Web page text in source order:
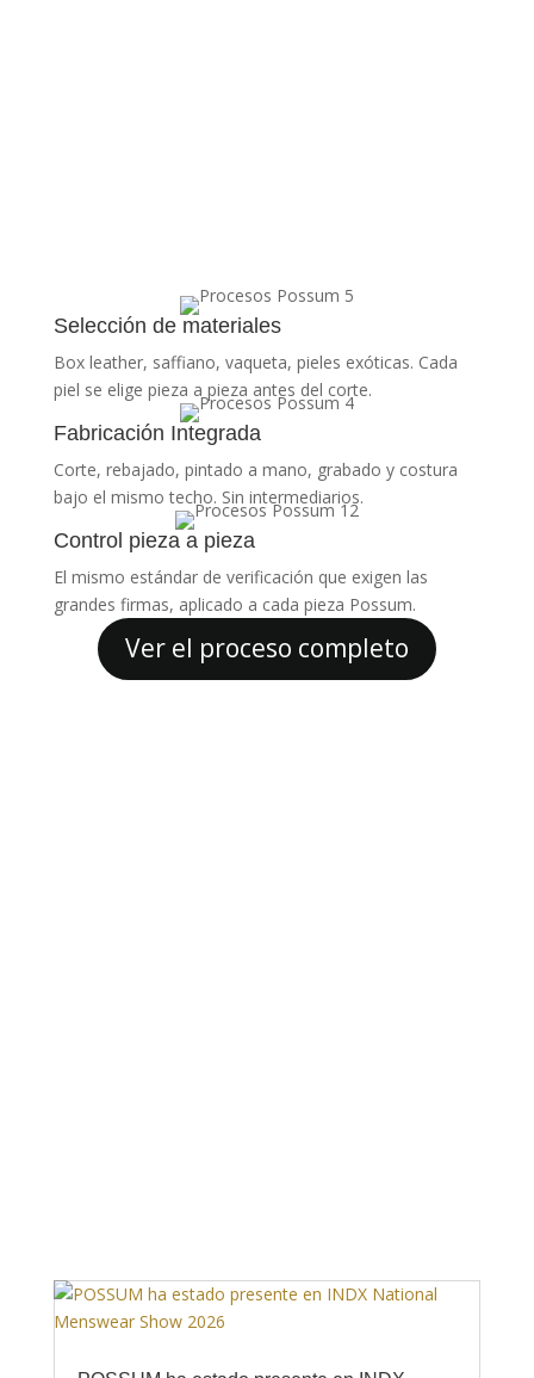
de Sax Alicante
Selección de materiales
Box leather, saffiano, vaqueta, pieles exóticas. Cada
piel se elige pieza a pieza antes del corte.
Fabricación Integrada
Corte, rebajado, pintado a mano, grabado y costura
bajo el mismo techo. Sin intermediarios.
Control pieza a pieza
El mismo estándar de verificación que exigen las
grandes firmas, aplicado a cada pieza Possum.
Ver el proceso completo